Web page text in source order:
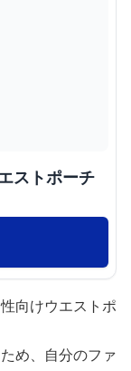
ストポーチ
向けウエストポ
め、自分のファ